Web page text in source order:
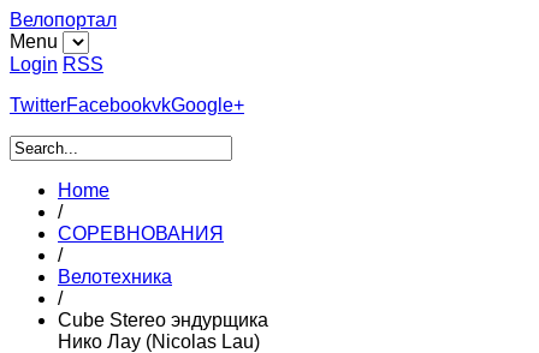
Велопортал
Menu
Login RSS
TwitterFacebookvkGoogle+
Home
/
СОРЕВНОВАНИЯ
/
Велотехника
/
Cube Stereo эндурщика
Нико Лау (Nicolas Lau)